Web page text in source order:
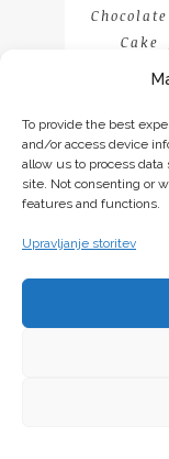
To provide the best
and/or access device
allow us to process
site. Not consenting or
features and functions.
Upravljanje storitev
Chocolate
Cake